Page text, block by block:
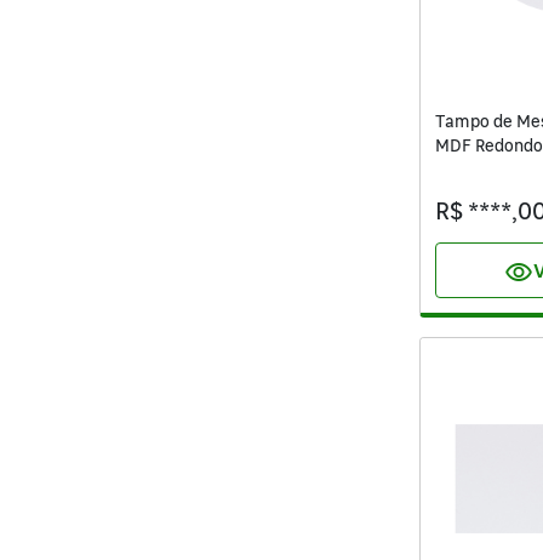
Tampo de
MDF
R$
visibility